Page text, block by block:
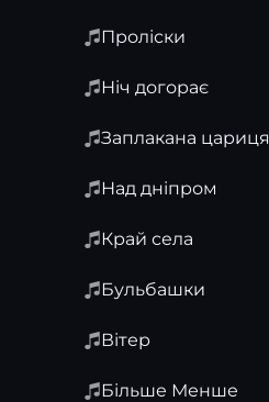
Проліски
Ніч догорає
Заплакана цариця
Над дніпром
Край села
Бульбашки
Вітер
Більше Менше